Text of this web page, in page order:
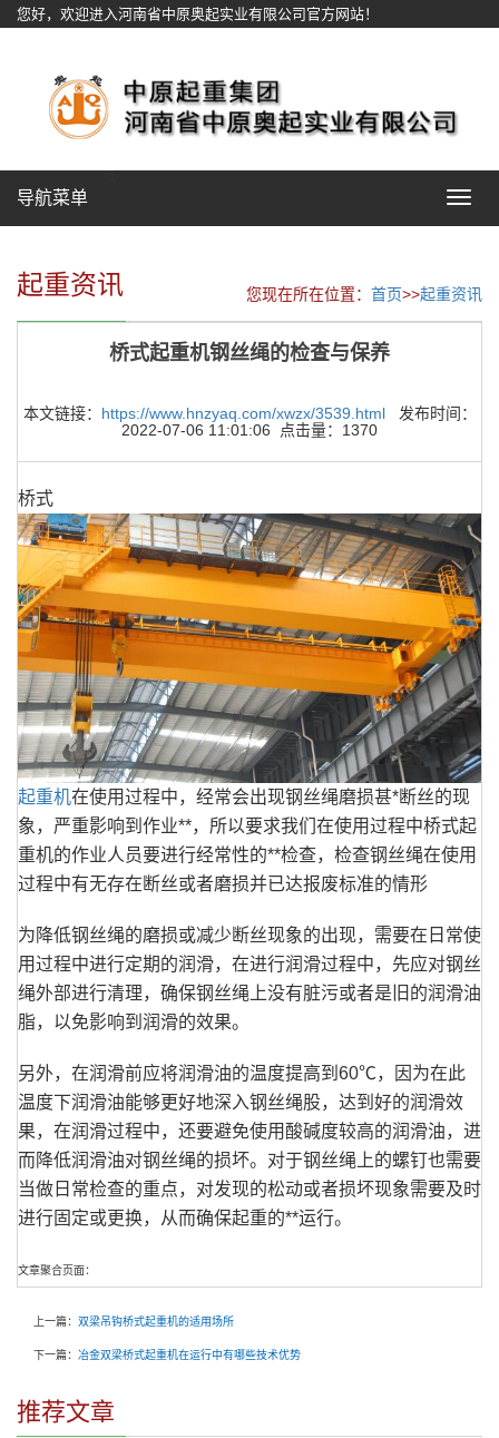
您好，欢迎进入河南省中原奥起实业有限公司官方网站！
Toggle
导航菜单
起重资讯 您现在所在位置： 首页>>起重资讯
桥式起重机钢丝绳的检查与保养
本文链接： https://www.hnzyaq.com/xwzx/3539.html发布时间：
2022-07-06 11:01:06 点击量：1370
桥式
起重机在使用过程中，经常会出现钢丝绳磨损甚*断丝的现
象，严重影响到作业**，所以要求我们在使用过程中桥式起
重机的作业人员要进行经常性的**检查，检查钢丝绳在使用
过程中有无存在断丝或者磨损并已达报废标准的情形
为降低钢丝绳的磨损或减少断丝现象的出现，需要在日常使
用过程中进行定期的润滑，在进行润滑过程中，先应对钢丝
绳外部进行清理，确保钢丝绳上没有脏污或者是旧的润滑油
脂，以免影响到润滑的效果。
另外，在润滑前应将润滑油的温度提高到60℃，因为在此
温度下润滑油能够更好地深入钢丝绳股，达到好的润滑效
果，在润滑过程中，还要避免使用酸碱度较高的润滑油，进
而降低润滑油对钢丝绳的损坏。对于钢丝绳上的螺钉也需要
当做日常检查的重点，对发现的松动或者损坏现象需要及时
进行固定或更换，从而确保起重的**运行。
文章聚合页面：
上一篇： 双梁吊钩桥式起重机的适用场所
下一篇： 冶金双梁桥式起重机在运行中有哪些技术优势
推荐文章